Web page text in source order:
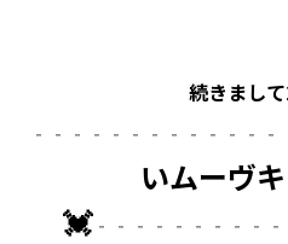
続きまし
いムーヴ
💓